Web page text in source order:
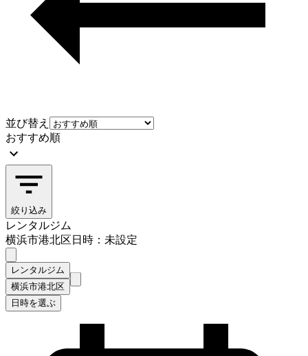
並び替え
おすすめ順
絞り込み
レンタルジム
横浜市港北区日時：未設定
レンタルジム
横浜市港北区
日時を選ぶ